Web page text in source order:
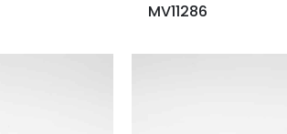
MV11286